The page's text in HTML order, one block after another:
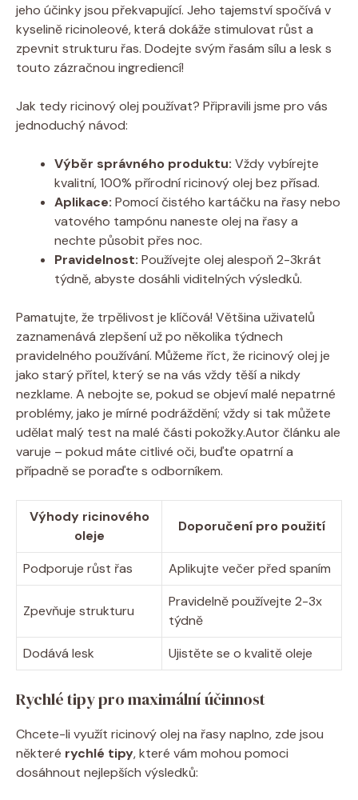
jeho účinky jsou překvapující. Jeho tajemství spočívá v
kyselině ricinoleové, která dokáže stimulovat růst a
zpevnit strukturu řas. Dodejte svým řasám sílu a lesk s
touto zázračnou ingrediencí!
Jak tedy ricinový olej používat? Připravili jsme pro vás
jednoduchý návod:
Výběr správného produktu: Vždy vybírejte
kvalitní, 100% přírodní ricinový olej bez přísad.
Aplikace: Pomocí čistého kartáčku na řasy nebo
vatového tampónu naneste olej na řasy a
nechte působit přes noc.
Pravidelnost: Používejte olej alespoň 2-3krát
týdně, abyste dosáhli viditelných výsledků.
Pamatujte, že trpělivost je klíčová! Většina uživatelů
zaznamenává zlepšení už po několika týdnech
pravidelného používání. Můžeme říct, že ricinový olej je
jako starý přítel, který se na vás vždy těší a nikdy
nezklame. A nebojte se, pokud se objeví malé nepatrné
problémy, jako je mírné podráždění; vždy si tak můžete
udělat malý test na malé části pokožky.Autor článku ale
varuje – pokud máte citlivé oči, buďte opatrní a
případně se poraďte s odborníkem.
Výhody ricinového
oleje
Doporučení pro použití
Podporuje růst řas Aplikujte večer před spaním
Zpevňuje strukturu
Pravidelně používejte 2-3x
týdně
Dodává lesk
Ujistěte se o kvalitě oleje
Rychlé tipy pro maximální účinnost
Chcete-li využít ricinový olej na řasy naplno, zde jsou
některé rychlé tipy, které vám mohou pomoci
dosáhnout nejlepších výsledků: